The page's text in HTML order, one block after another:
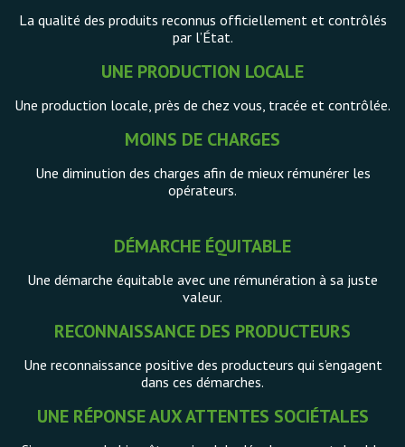
La qualité des produits reconnus officiellement et contrôlés
par l’État.
UNE PRODUCTION LOCALE
Une production locale, près de chez vous, tracée et contrôlée.
MOINS DE CHARGES
Une diminution des charges afin de mieux rémunérer les
opérateurs.
DÉMARCHE ÉQUITABLE
Une démarche équitable avec une rémunération à sa juste
valeur.
RECONNAISSANCE DES PRODUCTEURS
Une reconnaissance positive des producteurs qui s’engagent
dans ces démarches.
UNE RÉPONSE AUX ATTENTES SOCIÉTALES